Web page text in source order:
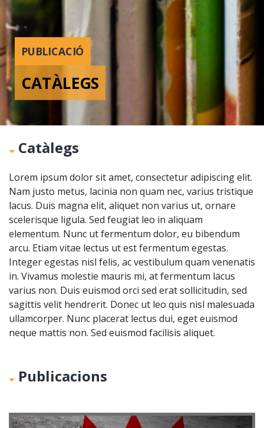
PUBLICACIÓ
CATÀLEGS
Catàlegs
Lorem ipsum dolor sit amet, consectetur adipiscing elit.
Nam justo metus, lacinia non quam nec, varius tristique
lacus. Duis magna elit, aliquet non varius ut, ornare
scelerisque ligula. Sed feugiat leo in aliquam
elementum. Nunc ut fermentum dolor, eu bibendum
arcu. Etiam vitae lectus ut est fermentum egestas.
Integer egestas nisl felis, ac vestibulum quam venenatis
in. Vivamus molestie mauris mi, at fermentum lacus
varius non. Duis euismod orci sed erat sollicitudin, sed
sagittis velit hendrerit. Donec ut leo quis nisl malesuada
ullamcorper. Nunc placerat lectus dui, eget euismod
neque mattis non. Sed euismod facilisis aliquet.
Publicacions